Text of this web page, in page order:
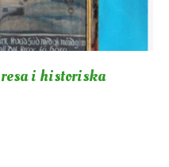
i historiska